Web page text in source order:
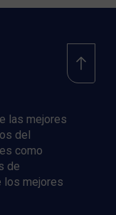
las mejores
del
como
de
los mejores